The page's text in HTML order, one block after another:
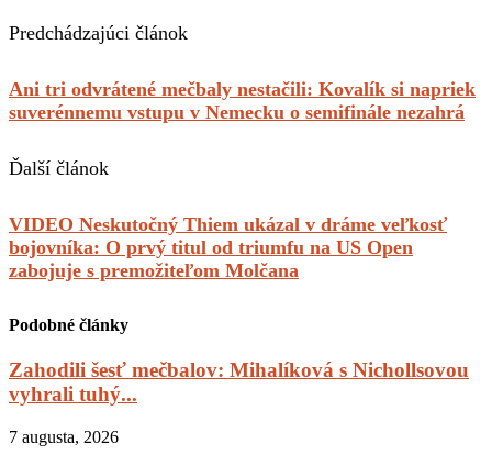
Predchádzajúci článok
Ani tri odvrátené mečbaly nestačili: Kovalík si napriek
suverénnemu vstupu v Nemecku o semifinále nezahrá
Ďalší článok
VIDEO Neskutočný Thiem ukázal v dráme veľkosť
bojovníka: O prvý titul od triumfu na US Open
zabojuje s premožiteľom Molčana
Podobné články
Zahodili šesť mečbalov: Mihalíková s Nichollsovou
vyhrali tuhý...
7 augusta, 2026